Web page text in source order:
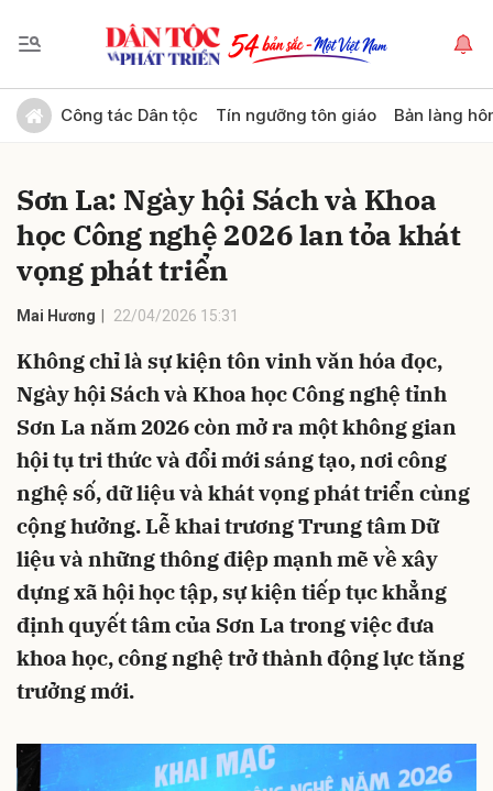
Công tác Dân tộc Tín ngưỡng tôn giáo Bản làng
Sơn La: Ngày hội Sách và Khoa
học Công nghệ 2026 lan tỏa khát
vọng phát triển
Mai Hương 22/04/2026 15:31
Không chỉ là sự kiện tôn vinh văn hóa đọc,
Ngày hội Sách và Khoa học Công nghệ tỉnh
Sơn La năm 2026 còn mở ra một không gian
hội tụ tri thức và đổi mới sáng tạo, nơi công
nghệ số, dữ liệu và khát vọng phát triển cùng
cộng hưởng. Lễ khai trương Trung tâm Dữ
liệu và những thông điệp mạnh mẽ về xây
dựng xã hội học tập, sự kiện tiếp tục khẳng
định quyết tâm của Sơn La trong việc đưa
khoa học, công nghệ trở thành động lực tăng
trưởng mới.
Gửi bình luận